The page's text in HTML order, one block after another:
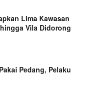
Lima Kawasan
Vila Didorong
Pedang, Pelaku